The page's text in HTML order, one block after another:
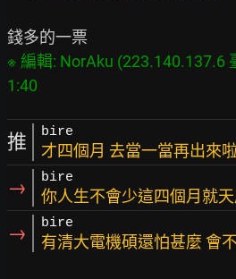
※ 編輯: NorAku (223.140.137.6
推 bire
才四個月 去當一當再出來
→ bire
你人生不會少這四個月就
→ bire
有清大電機碩還怕甚麼 會